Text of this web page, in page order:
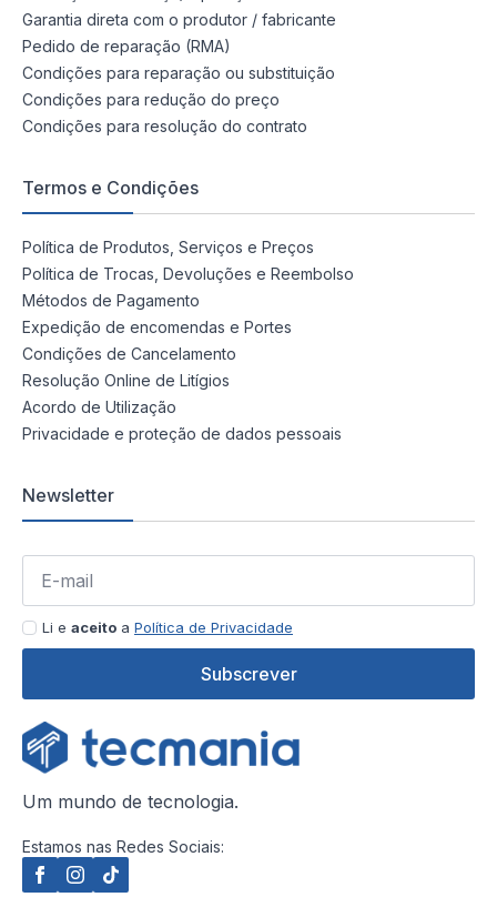
Garantia direta com o produtor / fabricante
Pedido de reparação (RMA)
Condições para reparação ou substituição
Condições para redução do preço
Condições para resolução do contrato
Termos e Condições
Política de Produtos, Serviços e Preços
Política de Trocas, Devoluções e Reembolso
Métodos de Pagamento
Expedição de encomendas e Portes
Condições de Cancelamento
Resolução Online de Litígios
Acordo de Utilização
Privacidade e proteção de dados pessoais
Newsletter
Li e aceito a Política de Privacidade
Subscrever
Um mundo de tecnologia.
Estamos nas Redes Sociais: